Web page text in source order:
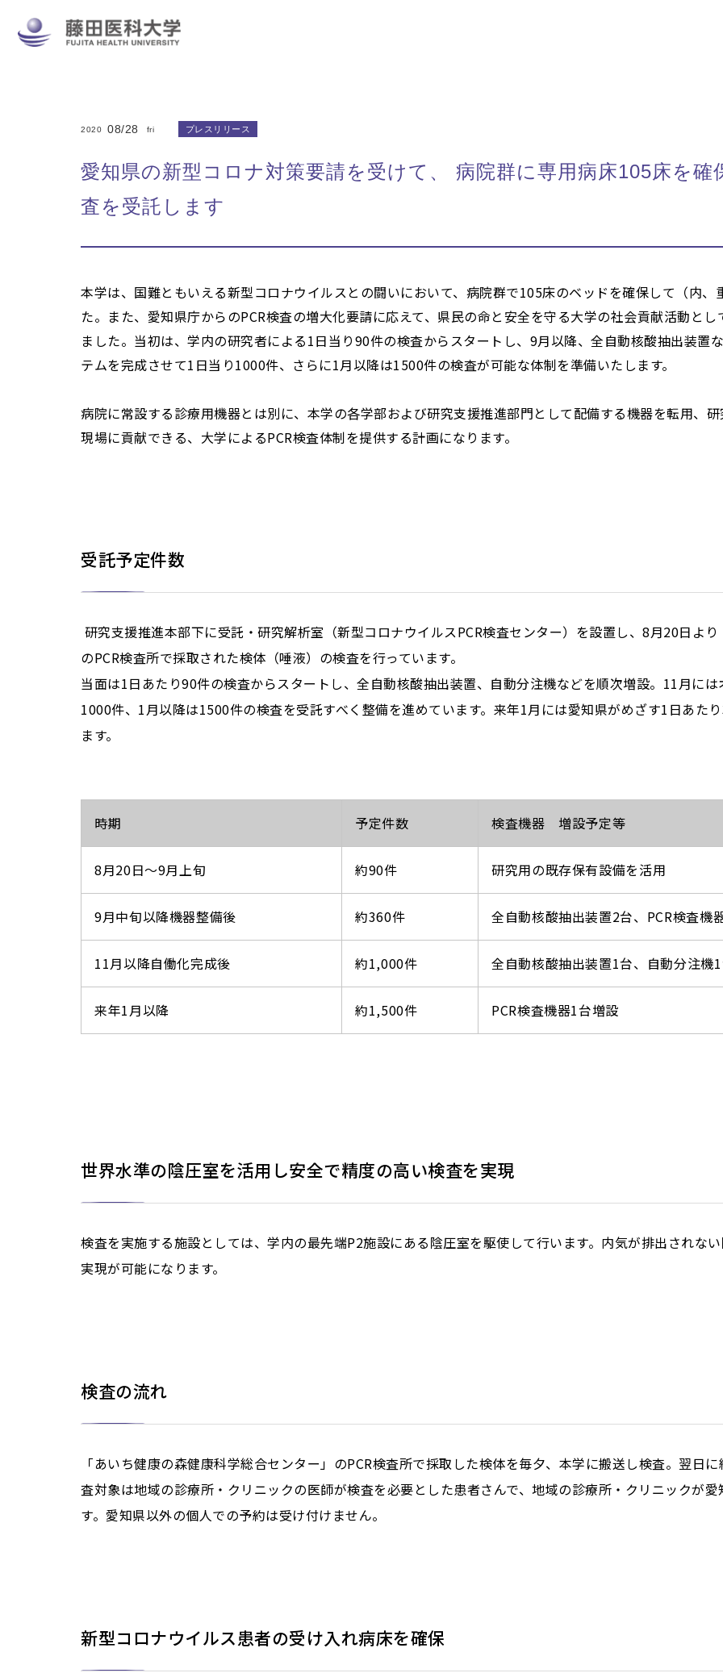
2020 08/28 fri プレスリリース
愛知県の新型コロナ対策要請を受けて、 病院群に専用病床105床を
査を受託します
本学は、国難ともいえる新型コロナウイルスとの闘いにおいて、病院群で105床のベッドを確保して（内
た。また、愛知県庁からのPCR検査の増大化要請に応えて、県民の命と安全を守る大学の社会貢献活動と
ました。当初は、学内の研究者による1日当り90件の検査からスタートし、9月以降、全自動核酸抽出装置
テムを完成させて1日当り1000件、さらに1月以降は1500件の検査が可能な体制を準備いたします。
病院に常設する診療用機器とは別に、本学の各学部および研究支援推進部門として配備する機器を転用、
現場に貢献できる、大学によるPCR検査体制を提供する計画になります。
受託予定件数
研究支援推進本部下に受託・研究解析室（新型コロナウイルスPCR検査センター）を設置し、8月20日よ
のPCR検査所で採取された検体（唾液）の検査を行っています。
当面は1日あたり90件の検査からスタートし、全自動核酸抽出装置、自動分注機などを順次増設。11月に
1000件、1月以降は1500件の検査を受託すべく整備を進めています。来年1月には愛知県がめざす1日あた
ます。
時期 予定件数 検査機器 増設予定等
8月20日～9月上旬 約90件 研究用の既存保有設備を活用
9月中旬以降機器整備後 約360件 全自動核酸抽出装置2台、PCR検査機
11月以降自働化完成後 約1,000件 全自動核酸抽出装置1台、自動分注機
来年1月以降 約1,500件 PCR検査機器1台増設
世界水準の陰圧室を活用し安全で精度の高い検査を実現
検査を実施する施設としては、学内の最先端P2施設にある陰圧室を駆使して行います。内気が排出されな
実現が可能になります。
検査の流れ
「あいち健康の森健康科学総合センター」のPCR検査所で採取した検体を毎夕、本学に搬送し検査。翌日
査対象は地域の診療所・クリニックの医師が検査を必要とした患者さんで、地域の診療所・クリニックが
す。愛知県以外の個人での予約は受け付けません。
新型コロナウイルス患者の受け入れ病床を確保